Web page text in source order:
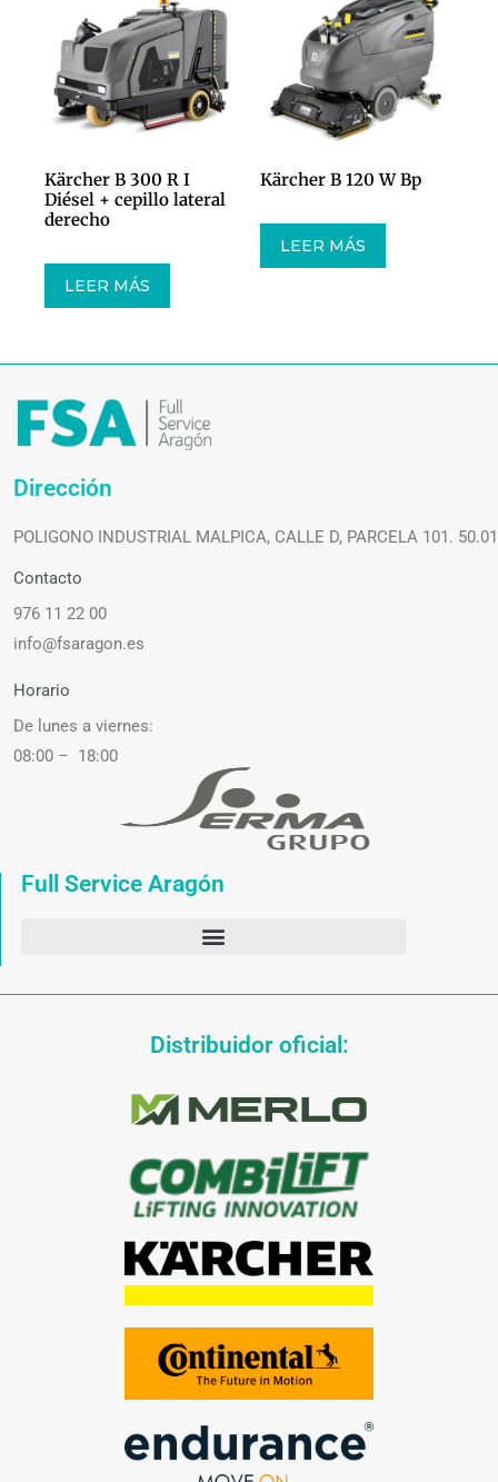
Kärcher B 300 R I
Diésel + cepillo lateral
derecho
LEER MÁS
Kärcher B 120 W Bp
LEER MÁS
Dirección
POLIGONO INDUSTRIAL MALPICA, CALLE D, PARCELA 101.
Contacto
976 11 22 00
info@fsaragon.es
Horario
De lunes a viernes:
08:00 – 18:00
Full Service Aragón
Distribuidor oficial: